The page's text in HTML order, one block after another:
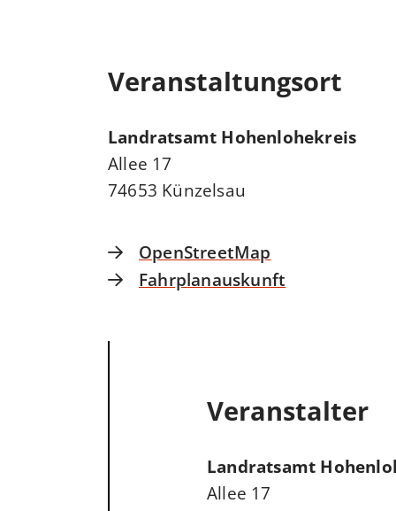
Veranstaltungsort
Landratsamt Hohenlohekreis
Allee 17
74653 Künzelsau
OpenStreetMap
Fahrplanauskunft
Veranstalter
Landratsamt
Allee 17